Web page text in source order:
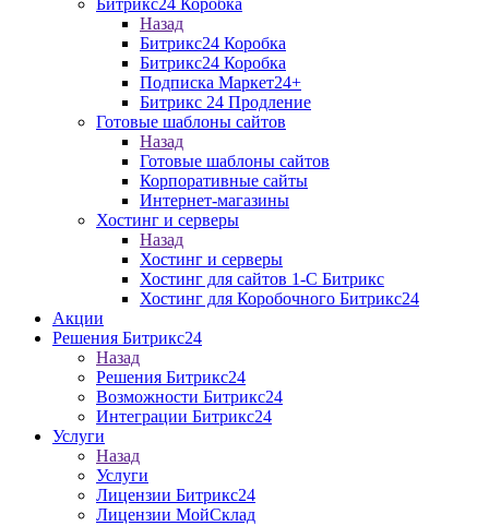
Битрикс24 Коробка
Назад
Битрикс24 Коробка
Битрикс24 Коробка
Подписка Маркет24+
Битрикс 24 Продление
Готовые шаблоны сайтов
Назад
Готовые шаблоны сайтов
Корпоративные сайты
Интернет-магазины
Хостинг и серверы
Назад
Хостинг и серверы
Хостинг для сайтов 1-C Битрикс
Хостинг для Коробочного Битрикс24
Акции
Решения Битрикс24
Назад
Решения Битрикс24
Возможности Битрикс24
Интеграции Битрикс24
Услуги
Назад
Услуги
Лицензии Битрикс24
Лицензии МойСклад